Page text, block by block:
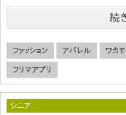
続
ファッション アパレル ワカ
フリマアプリ
シニア